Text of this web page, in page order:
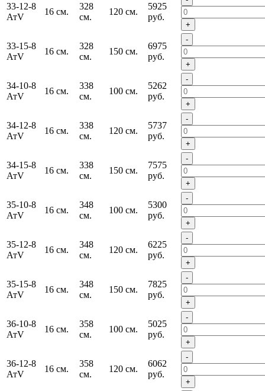
33-12-8
АтV
16 см.
328
см.
120 см.
5925
руб.
+
33-15-8
АтV
16 см.
328
см.
150 см.
6975
руб.
-
+
34-10-8
АтV
16 см.
338
см.
100 см.
5262
руб.
-
+
34-12-8
АтV
16 см.
338
см.
120 см.
5737
руб.
-
+
34-15-8
АтV
16 см.
338
см.
150 см.
7575
руб.
-
+
35-10-8
АтV
16 см.
348
см.
100 см.
5300
руб.
-
+
35-12-8
АтV
16 см.
348
см.
120 см.
6225
руб.
-
+
35-15-8
АтV
16 см.
348
см.
150 см.
7825
руб.
-
+
36-10-8
АтV
16 см.
358
см.
100 см.
5025
руб.
-
+
36-12-8
АтV
16 см.
358
см.
120 см.
6062
руб.
-
+